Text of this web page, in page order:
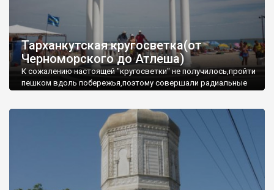
Тарханкутская кругосветка(от
Черноморского до Атлеша)
К сожалению настоящей "кругосветки" не получилось,пройти
пешком вдоль побережья,поэтому совершали радиальные